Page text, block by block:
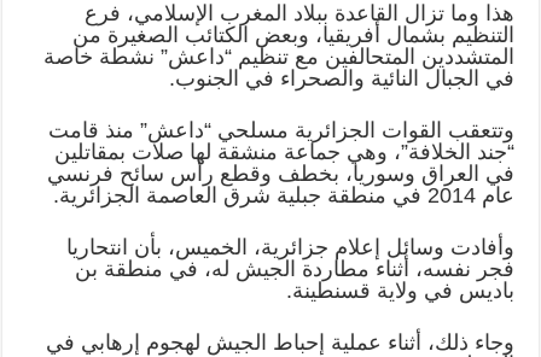
هذا وما تزال القاعدة ببلاد المغرب الإسلامي، فرع
التنظيم بشمال أفريقيا، وبعض الكتائب الصغيرة من
المتشددين المتحالفين مع تنظيم “داعش” نشطة خاصة
في الجبال النائية والصحراء في الجنوب.
وتتعقب القوات الجزائرية مسلحي “داعش” منذ قامت
“جند الخلافة”، وهي جماعة منشقة لها صلات بمقاتلين
في العراق وسوريا، بخطف وقطع رأس سائح فرنسي
عام 2014 في منطقة جبلية شرق العاصمة الجزائرية.
وأفادت وسائل إعلام جزائرية، الخميس، بأن انتحاريا
فجر نفسه، أثناء مطاردة الجيش له، في منطقة بن
باديس في ولاية قسنطينة.
وجاء ذلك، أثناء عملية إحباط الجيش لهجوم إرهابي في